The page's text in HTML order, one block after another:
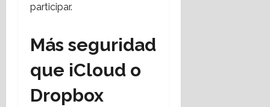
participar.
Más seguridad
que iCloud o
Dropbox